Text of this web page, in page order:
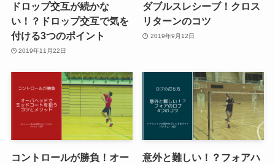
ドロップ交互が続かな
い！？ドロップ交互で気を
付ける3つのポイント
2019年11月22日
ダブルスレシーブ！クロス
リターンのコツ
2019年9月12日
コントロールが勝負！オー
意外と難しい！？フォアハ